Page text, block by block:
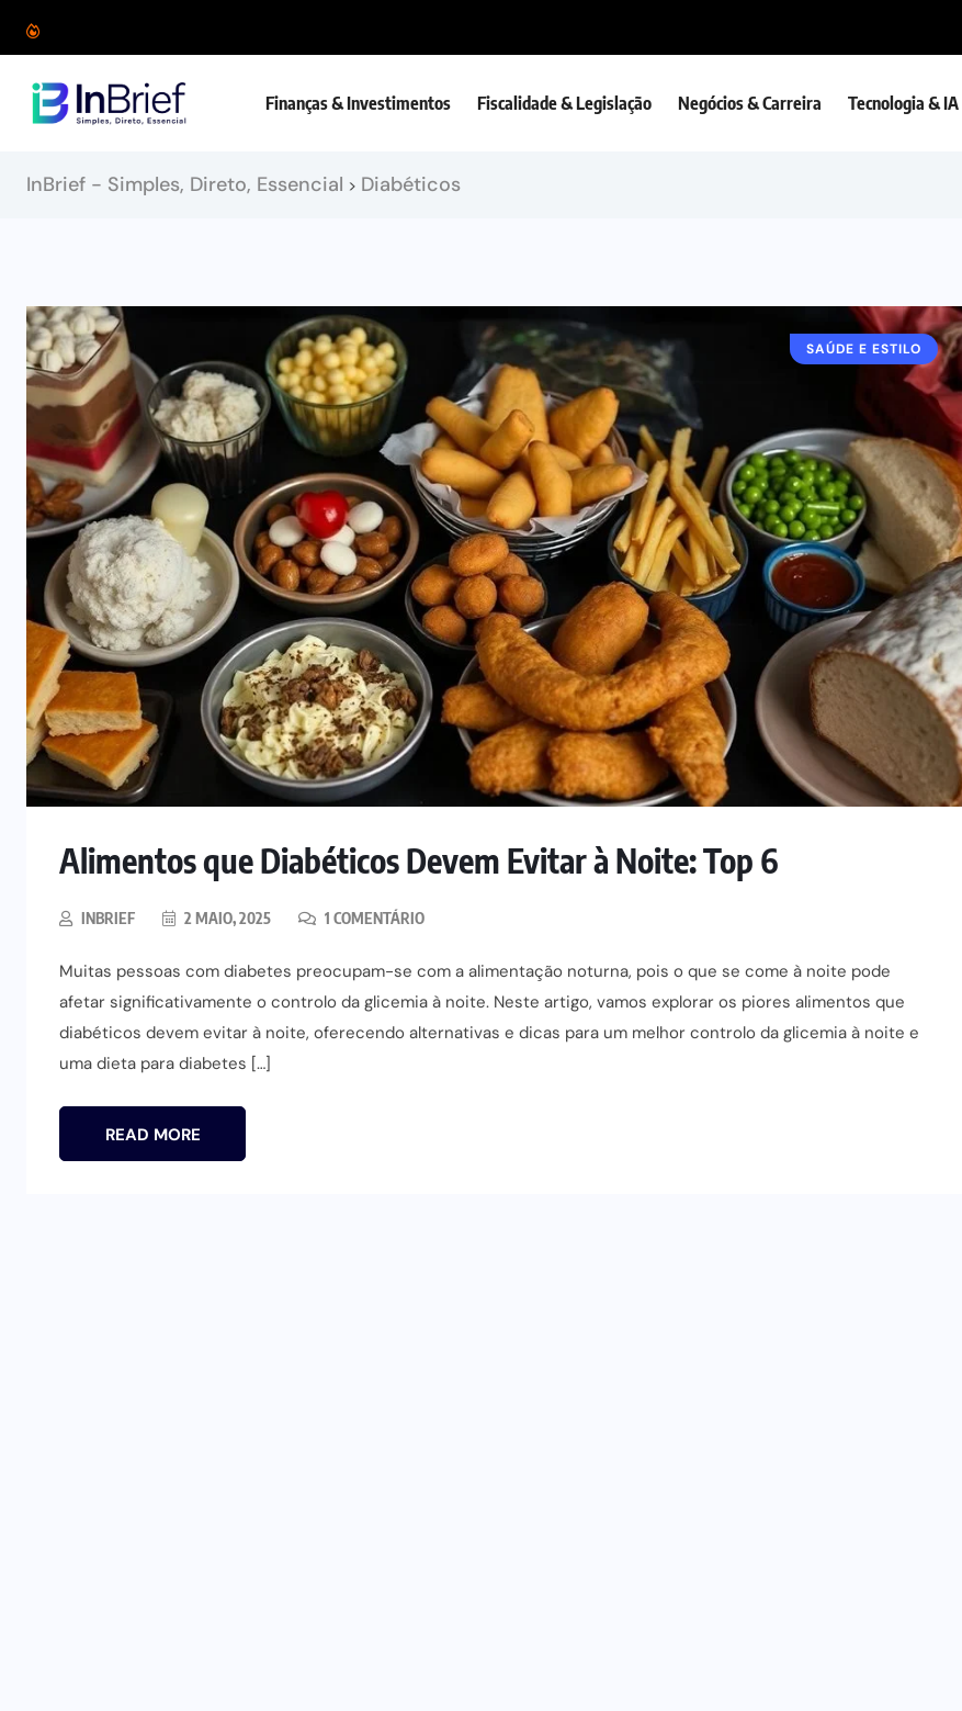
Finanças & Investimentos Fiscalidade & Legislação Negócios & Carreira Tecnologia & IA
InBrief - Simples, Direto, Essencial > Diabéticos
SAÚDE E ESTILO
Alimentos que Diabéticos Devem Evitar à Noite: Top 6
INBRIEF 2 MAIO, 2025 1 COMENTÁRIO
Muitas pessoas com diabetes preocupam-se com a alimentação noturna, pois o que se come à noite pode
afetar significativamente o controlo da glicemia à noite. Neste artigo, vamos explorar os piores alimentos que
diabéticos devem evitar à noite, oferecendo alternativas e dicas para um melhor controlo da glicemia à noite e
uma dieta para diabetes […]
READ MORE